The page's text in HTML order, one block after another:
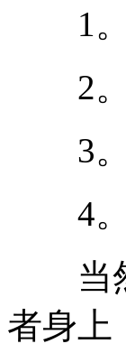
1。
2。
3。
4。
当然
者身上